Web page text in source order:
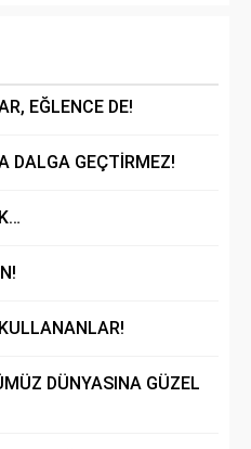
EĞLENCE DE!
DALGA GEÇTİRMEZ!
DÜNYASINA GÜZEL